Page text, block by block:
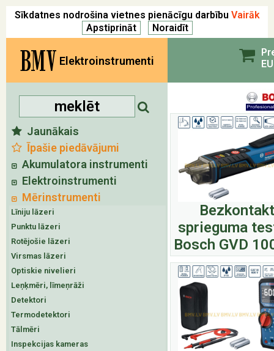
Sīkdatnes nodrošina vietnes pienācīgu darbību Vairāk
BMV Elektroinstrumenti
Jaunākais
Īpašie piedāvājumi
Akumulatora instrumenti
Elektroinstrumenti
Mērinstrumenti
Līniju lāzeri
Punktu lāzeri
Rotējošie lāzeri
Virsmas lāzeri
Optiskie nivelieri
Leņķmēri, līmeņrāži
Detektori
Termodetektori
Tālmēri
Inspekcijas kameras
sprieguma
Bosch GVD